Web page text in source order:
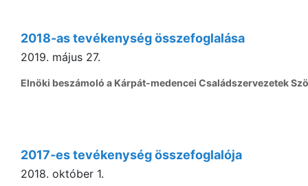
2018-as tevékenység összefoglalása
2019. május 27.
Elnöki beszámoló a Kárpát-medencei Családszervezetek
2017-es tevékenység összefoglalója
2018. október 1.